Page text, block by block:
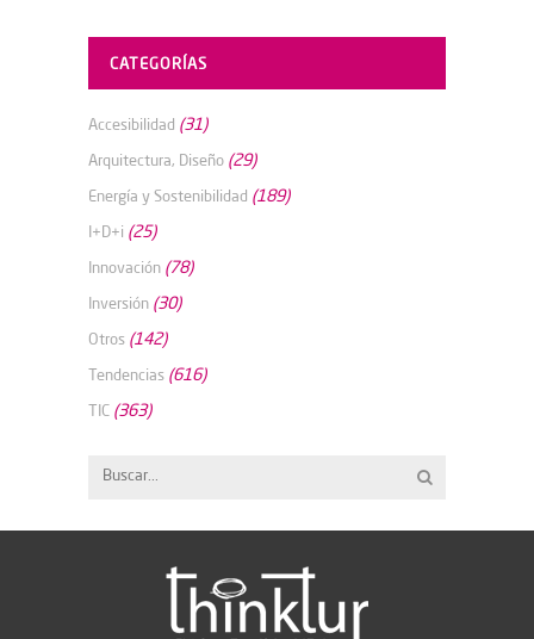
CATEGORÍAS
Accesibilidad (31)
Arquitectura, Diseño (29)
Energía y Sostenibilidad (189)
I+D+i (25)
Innovación (78)
Inversión (30)
Otros (142)
Tendencias (616)
TIC (363)